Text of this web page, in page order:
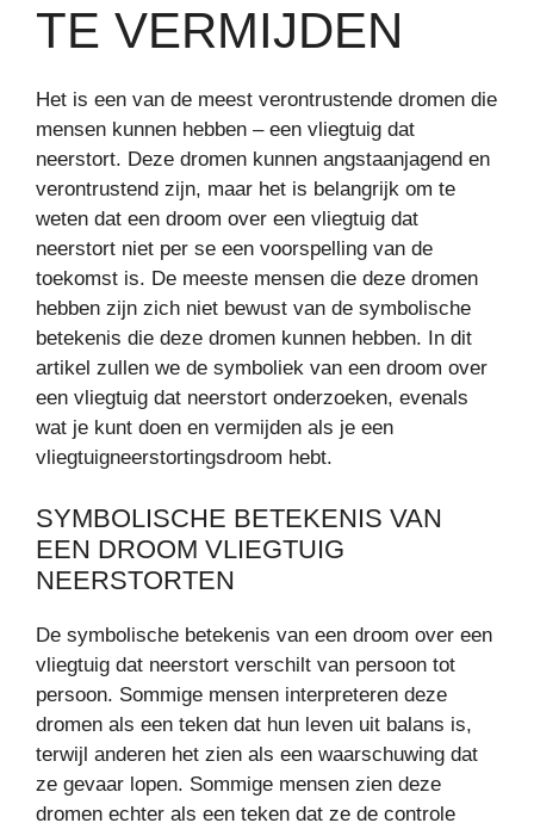
TE VERMIJDEN
Het is een van de meest verontrustende dromen die
mensen kunnen hebben – een vliegtuig dat
neerstort. Deze dromen kunnen angstaanjagend en
verontrustend zijn, maar het is belangrijk om te
weten dat een droom over een vliegtuig dat
neerstort niet per se een voorspelling van de
toekomst is. De meeste mensen die deze dromen
hebben zijn zich niet bewust van de symbolische
betekenis die deze dromen kunnen hebben. In dit
artikel zullen we de symboliek van een droom over
een vliegtuig dat neerstort onderzoeken, evenals
wat je kunt doen en vermijden als je een
vliegtuigneerstortingsdroom hebt.
SYMBOLISCHE BETEKENIS VAN
EEN DROOM VLIEGTUIG
NEERSTORTEN
De symbolische betekenis van een droom over een
vliegtuig dat neerstort verschilt van persoon tot
persoon. Sommige mensen interpreteren deze
dromen als een teken dat hun leven uit balans is,
terwijl anderen het zien als een waarschuwing dat
ze gevaar lopen. Sommige mensen zien deze
dromen echter als een teken dat ze de controle